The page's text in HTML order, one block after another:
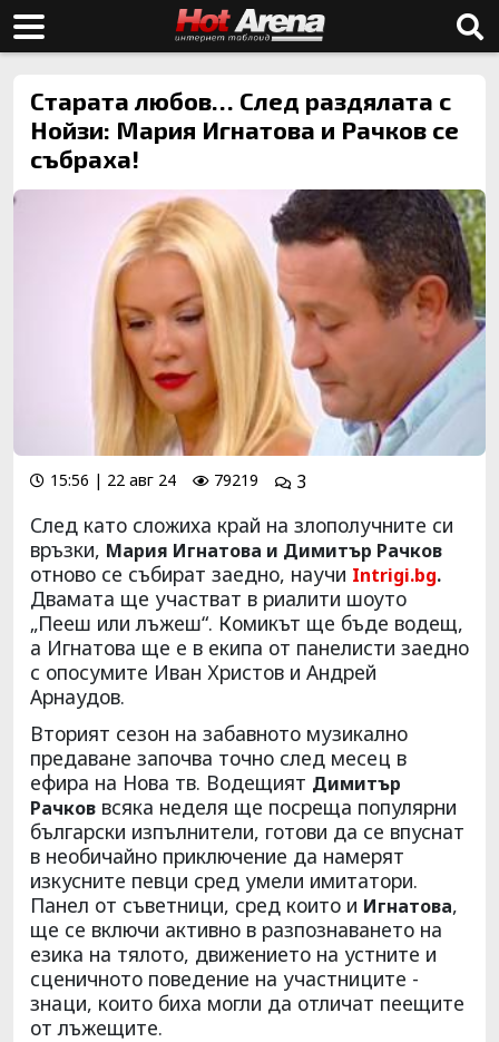
Старата любов… След раздялата с
Нойзи: Мария Игнатова и Рачков се
събраха!
15:56 | 22 авг 24 79219 3
След като сложиха край на злополучните си
връзки, Мария Игнатова и Димитър Рачков
отново се събират заедно, научи Intrigi.bg.
Двамата ще участват в риалити шоуто
„Пееш или лъжеш“. Комикът ще бъде водещ,
а Игнатова ще е в екипа от панелисти заедно
с опосумите Иван Христов и Андрей
Арнаудов.
Вторият сезон на забавното музикално
предаване започва точно след месец в
ефира на Нова тв. Водещият Димитър
Рачков всяка неделя ще посреща популярни
български изпълнители, готови да се впуснат
в необичайно приключение да намерят
изкусните певци сред умели имитатори.
Панел от съветници, сред които и Игнатова,
ще се включи активно в разпознаването на
езика на тялото, движението на устните и
сценичното поведение на участниците -
знаци, които биха могли да отличат пеещите
от лъжещите.